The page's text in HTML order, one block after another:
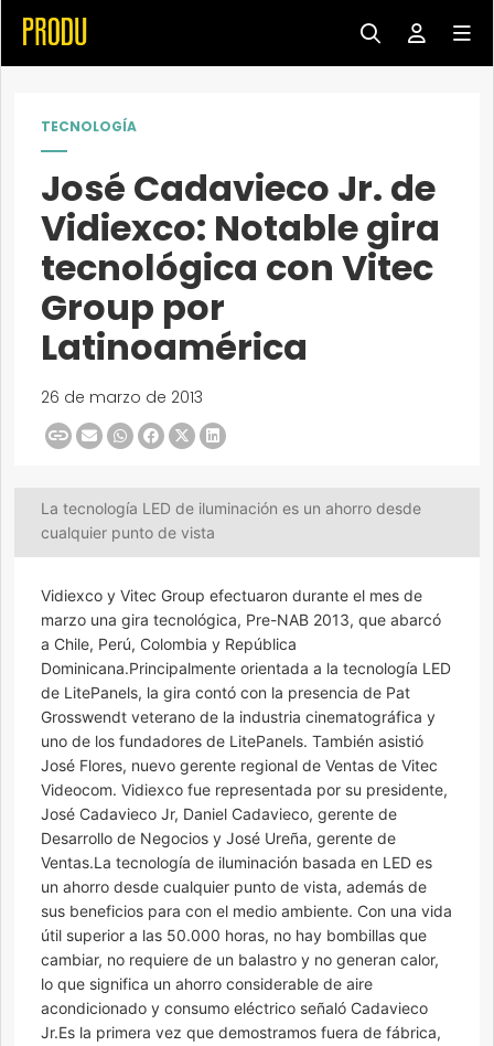
TECNOLOGÍA
José Cadavieco Jr. de
Vidiexco: Notable gira
tecnológica con Vitec
Group por
Latinoamérica
26 de marzo de 2013
La tecnología LED de iluminación es un ahorro desde
cualquier punto de vista
Vidiexco y Vitec Group efectuaron durante el mes de
marzo una gira tecnológica, Pre-NAB 2013, que abarcó
a Chile, Perú, Colombia y República
Dominicana.Principalmente orientada a la tecnología LED
de LitePanels, la gira contó con la presencia de Pat
Grosswendt veterano de la industria cinematográfica y
uno de los fundadores de LitePanels. También asistió
José Flores, nuevo gerente regional de Ventas de Vitec
Videocom. Vidiexco fue representada por su presidente,
José Cadavieco Jr, Daniel Cadavieco, gerente de
Desarrollo de Negocios y José Ureña, gerente de
Ventas.La tecnología de iluminación basada en LED es
un ahorro desde cualquier punto de vista, además de
sus beneficios para con el medio ambiente. Con una vida
útil superior a las 50.000 horas, no hay bombillas que
cambiar, no requiere de un balastro y no generan calor,
lo que significa un ahorro considerable de aire
acondicionado y consumo eléctrico señaló Cadavieco
Jr.Es la primera vez que demostramos fuera de fábrica,